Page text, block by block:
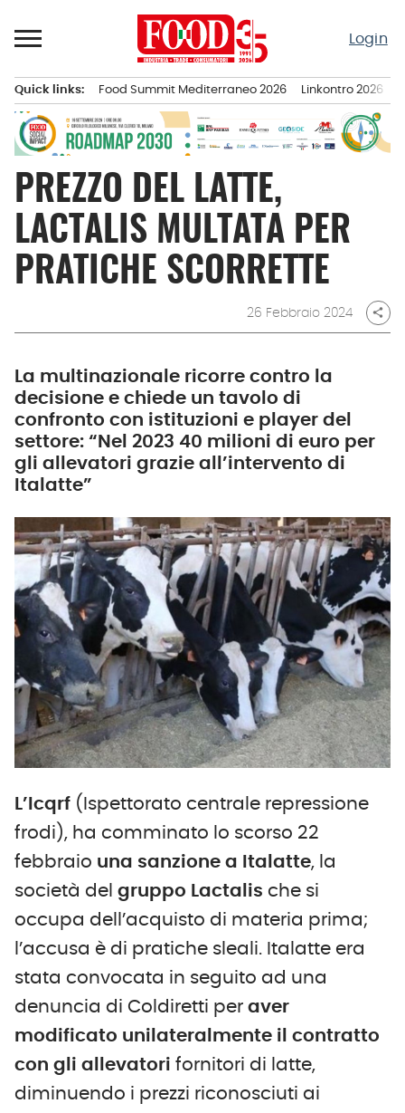
al
Login
principale
Quick links: Food Summit Mediterraneo 2026 Linkontro 2026
PREZZO DEL LATTE,
LACTALIS MULTATA PER
PRATICHE SCORRETTE
26 Febbraio 2024 share
La multinazionale ricorre contro la
decisione e chiede un tavolo di
confronto con istituzioni e player del
settore: “Nel 2023 40 milioni di euro per
gli allevatori grazie all’intervento di
Italatte”
L’Icqrf (Ispettorato centrale repressione
frodi), ha comminato lo scorso 22
febbraio una sanzione a Italatte, la
società del gruppo Lactalis che si
occupa dell’acquisto di materia prima;
l’accusa è di pratiche sleali. Italatte era
stata convocata in seguito ad una
denuncia di Coldiretti per aver
modificato unilateralmente il contratto
con gli allevatori fornitori di latte,
diminuendo i prezzi riconosciuti ai